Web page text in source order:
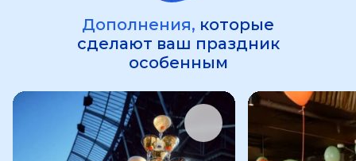
Дополнения, которые
сделают ваш праздник
особенным